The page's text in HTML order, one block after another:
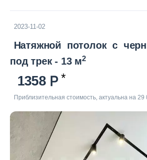
2023-11-02
Натяжной потолок с
под трек - 13 м2
1358
Приблизительная стоимость, актуальна на 29